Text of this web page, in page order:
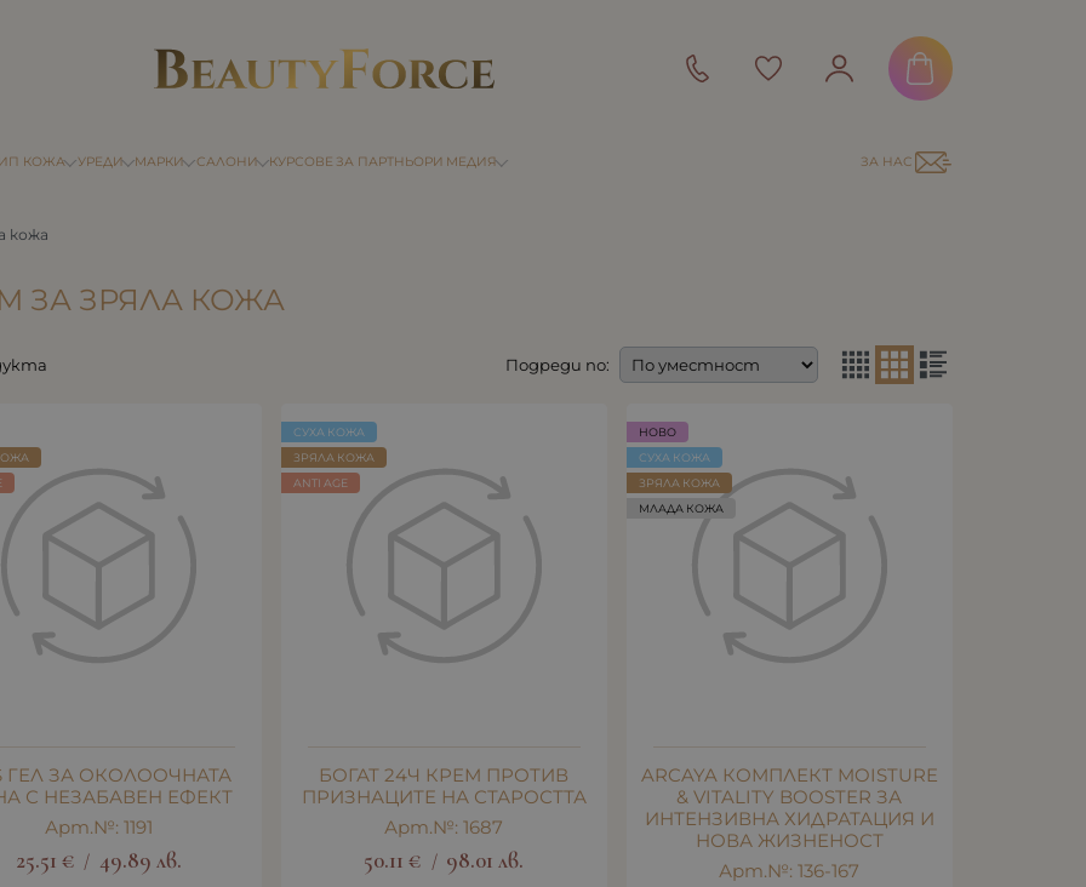
КОЖА УРЕДИ МАРКИ САЛОНИ КУРСОВЕ ЗА ПАРТНЬОРИ МЕДИЯ ЗА НАС
кожа
ЗА ЗРЯЛА КОЖА
Подреди по:
ГЕЛ ЗА ОКОЛООЧНАТА
С НЕЗАБАВЕН ЕФЕКТ
Арт.№: 1191
25.51 € / 49.89 лв.
БОГАТ 24Ч КРЕМ ПРОТИВ
ПРИЗНАЦИТЕ НА СТАРОСТТА
Арт.№: 1687
50.11 € / 98.01 лв.
СУХА КОЖА
ЗРЯЛА КОЖА
ANTI AGE
ARCAYA КОМПЛЕКТ MOISTURE
& VITALITY BOOSTER ЗА
ИНТЕНЗИВНА ХИДРАТАЦИЯ И
НОВА ЖИЗНЕНОСТ
Арт.№: 136-167
НОВО
СУХА КОЖА
ЗРЯЛА КОЖА
МЛАДА КОЖА